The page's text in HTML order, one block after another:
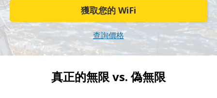
獲取您的 WiFi
查詢價格
真正的無限 vs.偽無限